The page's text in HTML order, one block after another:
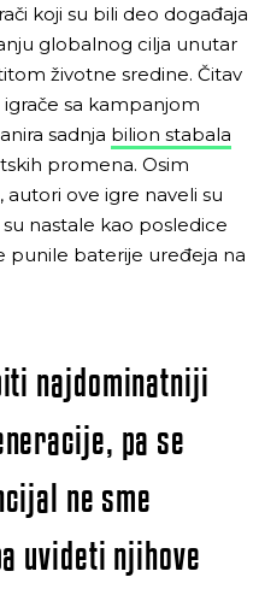
koji su bili deo događaja
globalnog cilja unutar
životne sredine. Čitav
sa kampanjom
sadnja bilion stabala
promena. Osim
ove igre naveli su
nastale kao posledice
punile baterije uređeja na
najdominatniji
pa se
ne sme
uvideti njihove